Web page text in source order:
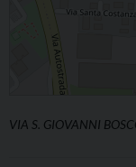
VIA S. GIOVANNI